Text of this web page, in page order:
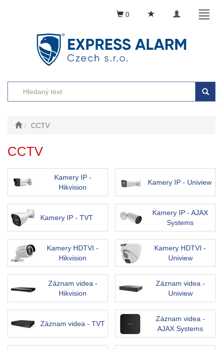
Toggle
0
CCTV
CCTV
Kamery IP -
Hikvision
Kamery IP - Uniview
Kamery IP - TVT
Kamery IP - AJAX
Systems
Kamery HDTVI -
Hikvision
Kamery HDTVI -
Uniview
Záznam videa -
Hikvision
Záznam videa -
Uniview
Záznam videa - TVT
Záznam videa -
AJAX Systems